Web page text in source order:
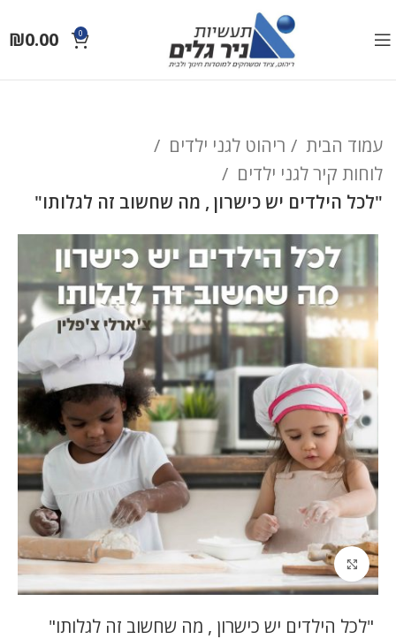
0
₪0.00
עמוד הבית
ריהוט לגני ילדים
לוחות קיר לגני ילדים
"לכל הילדים יש כישרון , מה שחשוב זה לגלותו"
לחץ להגדלה
"לכל הילדים יש כישרון , מה שחשוב זה לגלותו"